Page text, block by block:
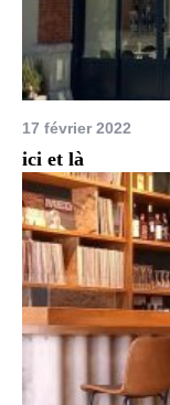
17 février 2022
ici et là